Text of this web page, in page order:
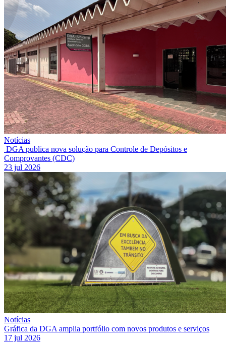
Notícias
DGA publica nova solução para Controle de Depósitos e
Comprovantes (CDC)
23 jul 2026
Notícias
Gráfica da DGA amplia portfólio com novos produtos e serviços
17 jul 2026